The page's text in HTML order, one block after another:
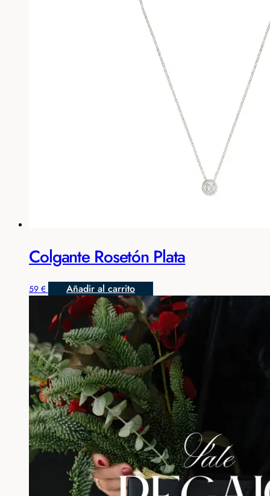
Colgante Rosetón Plata
59 € Añadir al carrito